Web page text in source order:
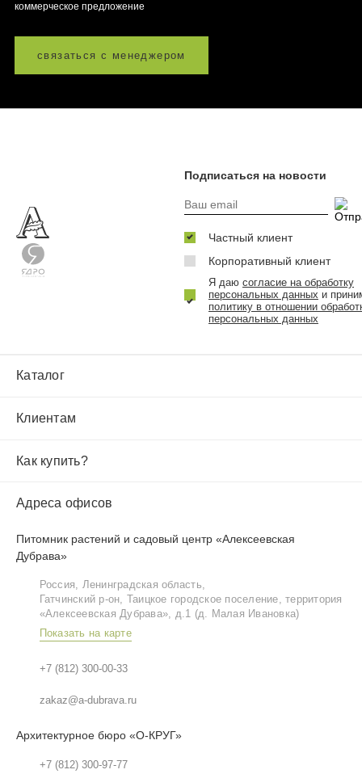
коммерческое предложение
связаться с менеджером
Каталог
Клиентам
Как купить?
Адреса офисов
Питомник растений и садовый центр «Алексеевская
Дубрава»
Россия, Ленинградская область,
Гатчинский р‑он, Таицкое городское поселение, территория
«Алексеевская Дубрава», д.1 (д. Малая Ивановка)
Показать на карте
+7 (812) 300-00-33
zakaz@a-dubrava.ru
Архитектурное бюро «О-КРУГ»
+7 (812) 300-97-77
Подписаться на новости
Частный клиент
Корпоративный клиент
Я даю согласие на обработку
персональных данных и
политику в отношении
персональных данных